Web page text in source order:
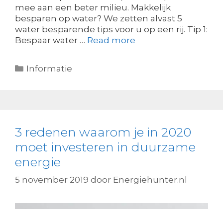
mee aan een beter milieu. Makkelijk
besparen op water? We zetten alvast 5
water besparende tips voor u op een rij. Tip 1:
Bespaar water … Read more
Categorieën
Informatie
3 redenen waarom je in 2020
moet investeren in duurzame
energie
5 november 2019 door Energiehunter.nl